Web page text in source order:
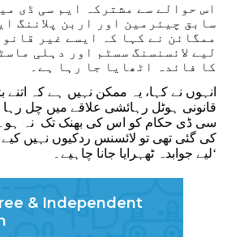
اس حوالے سے مشترکہ ایم سی ڈی
سابق چیئرمین اور اربن پلاننگ
ممگائن نے کہا کہ ایسے غیر
لیے لائسنسنگ سسٹم اور دہلی
کا فائدہ اٹھایا جا رہا ہے۔
انہوں نے کہا، یہ ممکن نہیں ہے کہ اتنے
قانونی ہوٹل رہائشی علاقے میں چل رہا
سی ڈی حکام کو اس کی بھنک تک نہ ہو۔
کی گئی تھی تو لائسنس ردکیوں نہیں
لیے جوابدہ ٹھہرایا جانا چاہیے۔‘
& Independent